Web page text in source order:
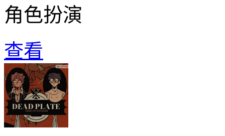
角色扮演
查看